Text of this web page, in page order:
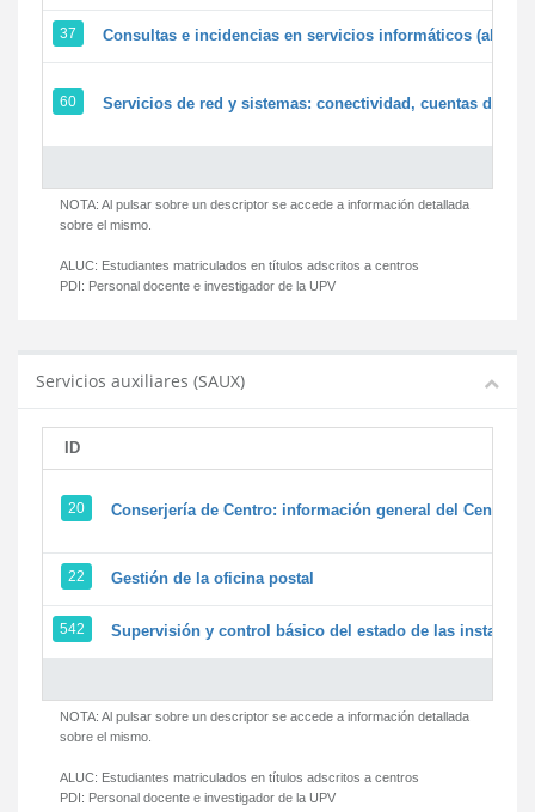
37 Consultas e incidencias en servicios informáticos
60 Servicios de red y sistemas: conectividad, cuentas de
NOTA: Al pulsar sobre un descriptor se accede a información detallada
sobre el mismo.
ALUC: Estudiantes matriculados en títulos adscritos a centros
PDI: Personal docente e investigador de la UPV
Servicios auxiliares (SAUX)
ID
20 Conserjería de Centro: información general del Centro y
22 Gestión de la oficina postal
542 Supervisión y control básico del estado de las
NOTA: Al pulsar sobre un descriptor se accede a información detallada
sobre el mismo.
ALUC: Estudiantes matriculados en títulos adscritos a centros
PDI: Personal docente e investigador de la UPV